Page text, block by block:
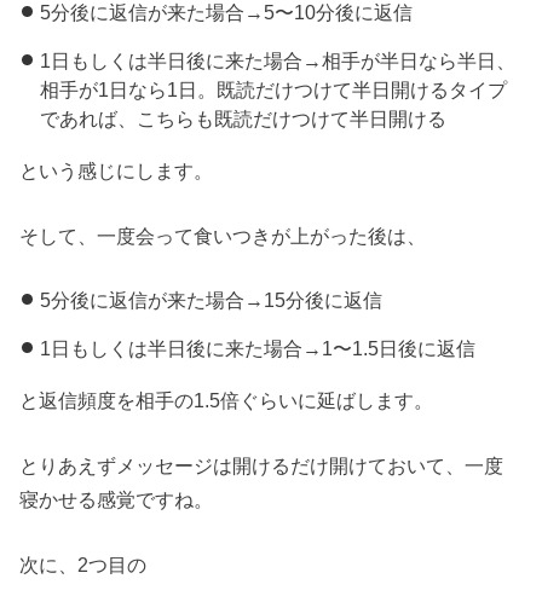
5分後に返信が来た場合→5〜10分後に返信
1日もしくは半日後に来た場合→相手が半日なら半日、
相手が1日なら1日。既読だけつけて半日開けるタイプ
であれば、こちらも既読だけつけて半日開ける
という感じにします。
そして、一度会って食いつきが上がった後は、
5分後に返信が来た場合→15分後に返信
1日もしくは半日後に来た場合→1〜1.5日後に返信
と返信頻度を相手の1.5倍ぐらいに延ばします。
とりあえずメッセージは開けるだけ開けておいて、一度
寝かせる感覚ですね。
次に、2つ目の